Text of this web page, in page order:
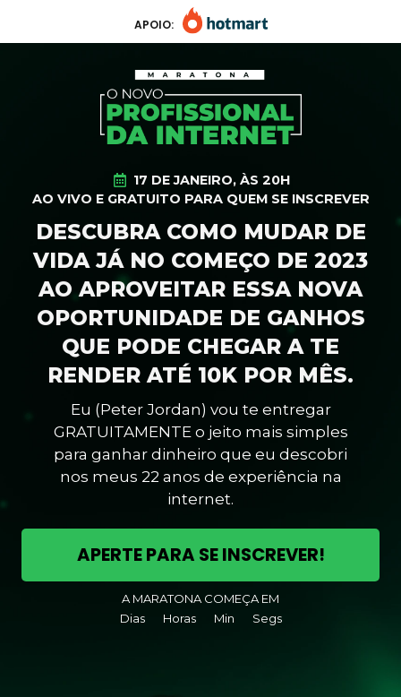
APOIO:
17 DE JANEIRO, ÀS 20H
AO VIVO E GRATUITO PARA QUEM SE INSCREVER
DESCUBRA COMO MUDAR DE
VIDA JÁ NO COMEÇO DE 2023
AO APROVEITAR ESSA NOVA
OPORTUNIDADE DE GANHOS
QUE PODE CHEGAR A TE
RENDER ATÉ 10K POR MÊS.
Eu (Peter Jordan) vou te entregar
GRATUITAMENTE o jeito mais simples
para ganhar dinheiro que eu descobri
nos meus 22 anos de experiência na
internet.
APERTE PARA SE INSCREVER!
A MARATONA COMEÇA EM
Dias
Horas Min Segs